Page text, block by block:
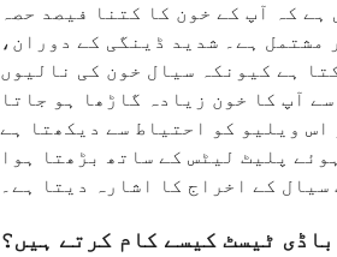
ہے کہ آپ کے خون کا کتنا فیصد حصہ
مشتمل ہے۔ شدید ڈینگی کے دوران،
ہے کیونکہ سیال خون کی نالیوں
آپ کا خون زیادہ گاڑھا ہو جاتا
اس ویلیو کو احتیاط سے دیکھتا ہے
پلیٹ لیٹس کے ساتھ بڑھتا ہوا
سیال کے اخراج کا اشارہ دیتا ہے۔
ٹیسٹ کیسے کام کرتے ہیں؟